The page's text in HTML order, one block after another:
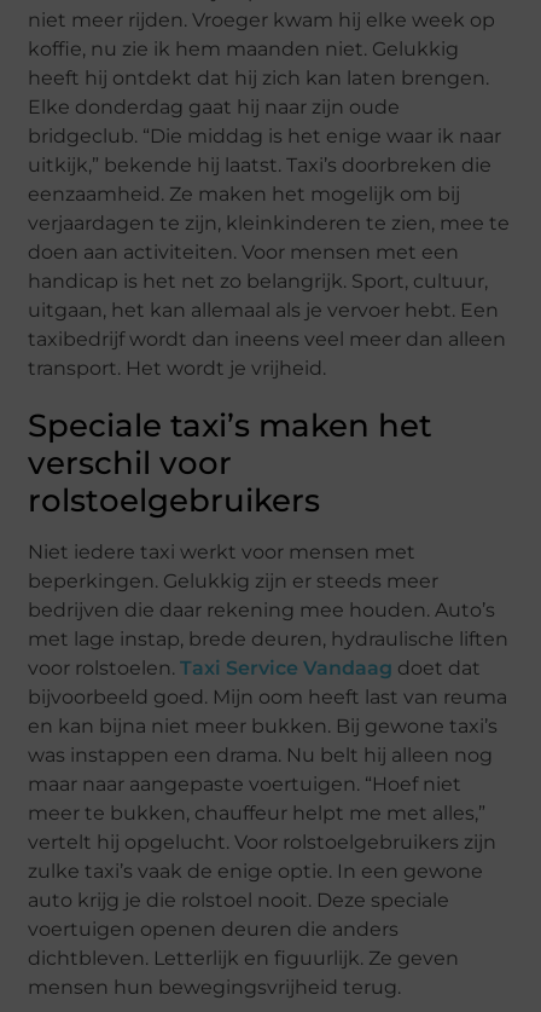
niet meer rijden. Vroeger kwam hij elke week op
koffie, nu zie ik hem maanden niet. Gelukkig
heeft hij ontdekt dat hij zich kan laten brengen.
Elke donderdag gaat hij naar zijn oude
bridgeclub. “Die middag is het enige waar ik naar
uitkijk,” bekende hij laatst. Taxi’s doorbreken die
eenzaamheid. Ze maken het mogelijk om bij
verjaardagen te zijn, kleinkinderen te zien, mee te
doen aan activiteiten. Voor mensen met een
handicap is het net zo belangrijk. Sport, cultuur,
uitgaan, het kan allemaal als je vervoer hebt. Een
taxibedrijf wordt dan ineens veel meer dan alleen
transport. Het wordt je vrijheid.
Speciale taxi’s maken het
verschil voor
rolstoelgebruikers
Niet iedere taxi werkt voor mensen met
beperkingen. Gelukkig zijn er steeds meer
bedrijven die daar rekening mee houden. Auto’s
met lage instap, brede deuren, hydraulische liften
voor rolstoelen.Taxi Service Vandaag doet dat
bijvoorbeeld goed. Mijn oom heeft last van reuma
en kan bijna niet meer bukken. Bij gewone taxi’s
was instappen een drama. Nu belt hij alleen nog
maar naar aangepaste voertuigen. “Hoef niet
meer te bukken, chauffeur helpt me met alles,”
vertelt hij opgelucht. Voor rolstoelgebruikers zijn
zulke taxi’s vaak de enige optie. In een gewone
auto krijg je die rolstoel nooit. Deze speciale
voertuigen openen deuren die anders
dichtbleven. Letterlijk en figuurlijk. Ze geven
mensen hun bewegingsvrijheid terug.